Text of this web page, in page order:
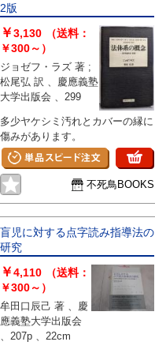
2版
￥3,130
（送料：
￥300～）
ジョゼフ・ラズ 著 ;
松尾弘 訳 、慶應義塾
大学出版会 、299
多少ヤケシミ汚れとカバーの縁に
傷みがあります。
不死鳥BOOKS
盲児に対する点字読み指導法の
研究
￥4,110
（送料：
￥300～）
牟田口辰己 著 、慶
應義塾大学出版会
、207p 、22cm